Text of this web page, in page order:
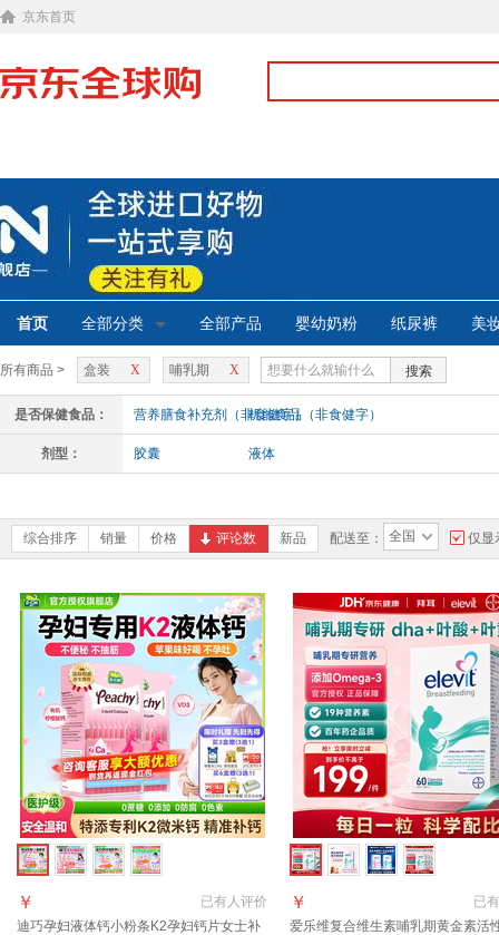
京东首页
首页 全部分类 全部产品 婴幼奶粉 纸尿裤 美
所有商品 > X
盒装 X
哺乳期 搜索
是否保健食品： 营养膳食补充剂（非食健字）机能食品（非食健字）
剂型： 胶囊 液体
综合排序 销量 价格 评论数 新品 配送至： 全国 仅显
已有人评价
￥
迪巧孕妇液体钙小粉条K2孕妇钙片女士补
已有
￥
爱乐维复合维生素哺乳期黄金素活